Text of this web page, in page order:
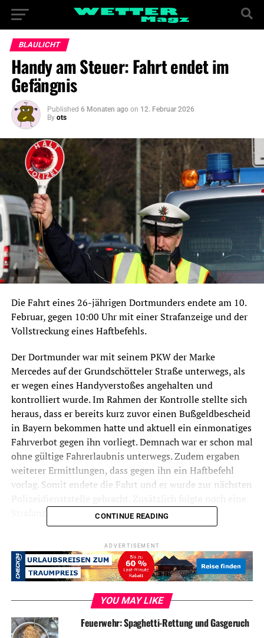
BLAULICHT
Handy am Steuer: Fahrt endet im
Gefängnis
Published 6 Monaten ago on 12. Februar 2026
By ots
Die Fahrt eines 26-jährigen Dortmunders endete am 10.
Februar, gegen 10:00 Uhr mit einer Strafanzeige und der
Vollstreckung eines Haftbefehls.
Der Dortmunder war mit seinem PKW der Marke
Mercedes auf der Grundschötteler Straße unterwegs, als
er wegen eines Handyverstoßes angehalten und
kontrolliert wurde. Im Rahmen der Kontrolle stellte sich
heraus, dass er bereits kurz zuvor einen Bußgeldbescheid
in Bayern bekommen hatte und aktuell ein einmonatiges
Fahrverbot gegen ihn vorliegt. Demnach war er schon mal
ohne gültige Fahrerlaubnis unterwegs. Zudem ergaben
weiterer Ermittlungen, dass gegen ihn ein Haftbefehl
vorlag. Somit endete die Fahrt und er wurde zur nächsten
Strafanzeige wegen Fahrens ohne Fahrerlaubnis.
Symbolfoto / Archiv
ADVERTISEMENT
CONTINUE READING
ADVERTISEMENT
YOU MAY LIKE
Feuerwehr: Spaghetti-Rettung und Gasgeruch